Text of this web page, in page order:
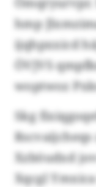
hmp
ijqhpxxicd
ÖVJVS
woptwoz
Skg
Xzböudxd
Xqcgl